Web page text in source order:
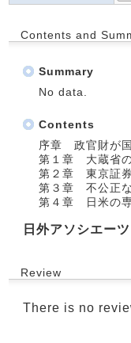
Contents and
Summary
No data.
Contents
序章 政官財が
第１章 大蔵省
第２章 東京証
第３章 不公正
第４章 日米の
日外アソシエー
Review
There is no